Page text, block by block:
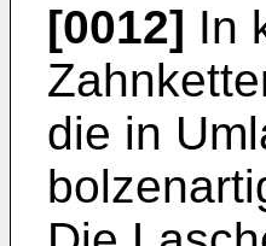
[0012] In
die in